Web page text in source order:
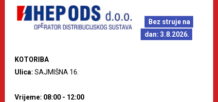
Bez struje na
dan: 3.8.2026.
KOTORIBA
Ulica: SAJMIŠNA 16.
Vrijeme: 08:00 - 12:00